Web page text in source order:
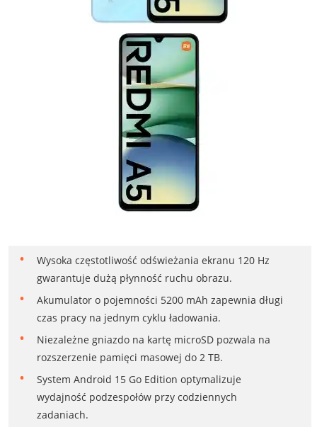
Wysoka częstotliwość odświeżania ekranu 120 Hz
gwarantuje dużą płynność ruchu obrazu.
Akumulator o pojemności 5200 mAh zapewnia długi
czas pracy na jednym cyklu ładowania.
Niezależne gniazdo na kartę microSD pozwala na
rozszerzenie pamięci masowej do 2 TB.
System Android 15 Go Edition optymalizuje
wydajność podzespołów przy codziennych
zadaniach.